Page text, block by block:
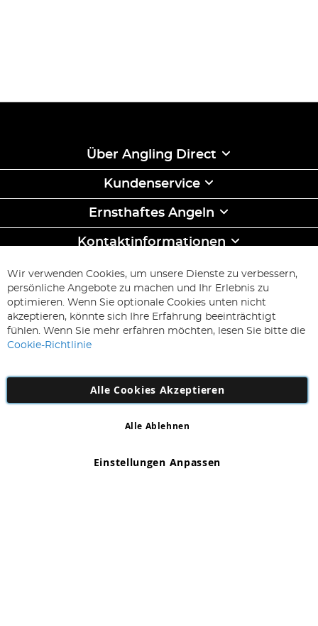
Über Angling Direct
Kundenservice
Ernsthaftes Angeln
Kontaktinformationen
ABONNIEREN & SPAREN
Melden
Sie
unseren
Newsletter
Abonnieren
Firmennummer: 863029607
Wir verwenden Cookies, um unsere Dienste zu verbessern,
persönliche Angebote zu machen und Ihr Erlebnis zu
optimieren. Wenn Sie optionale Cookies unten nicht
akzeptieren, könnte sich Ihre Erfahrung beeinträchtigt
fühlen. Wenn Sie mehr erfahren möchten, lesen Sie bitte die
Cookie-Richtlinie
Alle Cookies Akzeptieren
Einstellungen Anpassen
Alle Ablehnen